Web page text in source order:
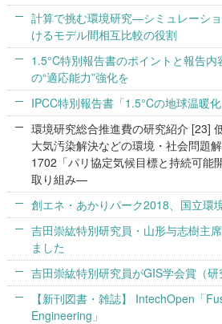
計算で挑む環境研究—シミュレーシ
けるモデル間相互比較の役割
1.5°C特別報告書のポイントと報告
の“適応能力”強化を
IPCC特別報告書「1.5°Cの地球温暖
環境研究総合推進費の研究紹介 [23]
大気汚染解決などの環境・社会問題
1702「パリ協定気候目標と持続可能
取り組み—
創エネ・あかりパーク2018、国立環
吉田崇紘特別研究員・山形与志樹主
ました
吉田崇紘特別研究員がGIS学会賞（
【新刊図書・雑誌】 IntechOpen「
Engineering」